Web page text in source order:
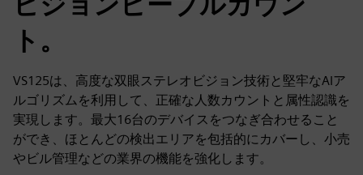
ト。
VS125は、高度な双眼ステレオビジョン技術と堅牢なAIア
ルゴリズムを利用して、正確な人数カウントと属性認識を
実現します。最大16台のデバイスをつなぎ合わせること
ができ、ほとんどの検出エリアを包括的にカバーし、小売
やビル管理などの業界の機能を強化します。